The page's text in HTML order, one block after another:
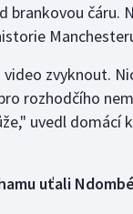
brankovou čáru.
zvyknout.
rozhodčího
uvedl domácí
uťali